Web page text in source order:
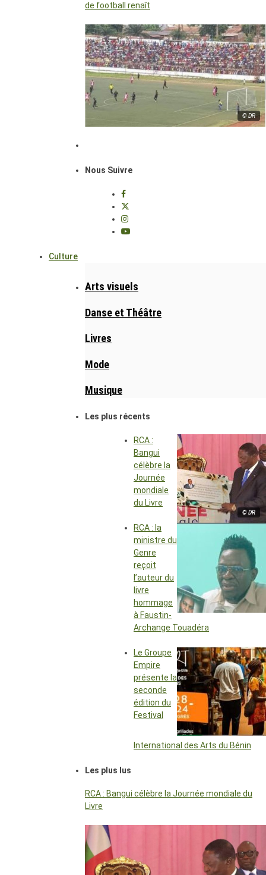
de football renaît
© DR
Nous Suivre
Culture
Arts visuels
Danse et Théâtre
Livres
Mode
Musique
Les plus récents
© DR
RCA :
Bangui
célèbre la
Journée
mondiale
du Livre
RCA : la
ministre du
Genre
reçoit
l’auteur du
livre
hommage
à Faustin-
Archange Touadéra
Le Groupe
Empire
présente la
seconde
édition du
Festival
International des Arts du Bénin
Les plus lus
RCA : Bangui célèbre la Journée mondiale du
Livre